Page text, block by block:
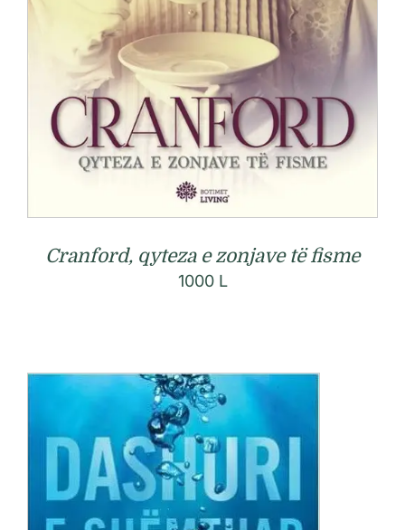
Cranford, qyteza e zonjave të fisme
1000 L